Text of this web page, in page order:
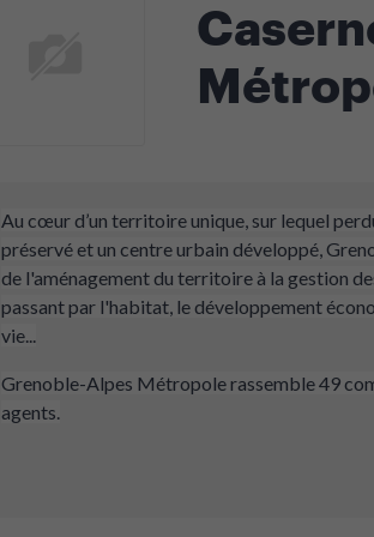
Au cœur d’un territoire unique, sur lequel
préservé et un centre urbain développé,
de l'aménagement du territoire à la gestion
passant par l'habitat, le développement
vie...
Grenoble-Alpes Métropole rassemble 49
agents.